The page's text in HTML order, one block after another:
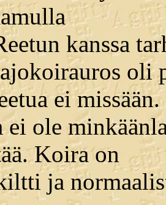
kanssa
oli
ei missään.
ei ole
Koira on
ja